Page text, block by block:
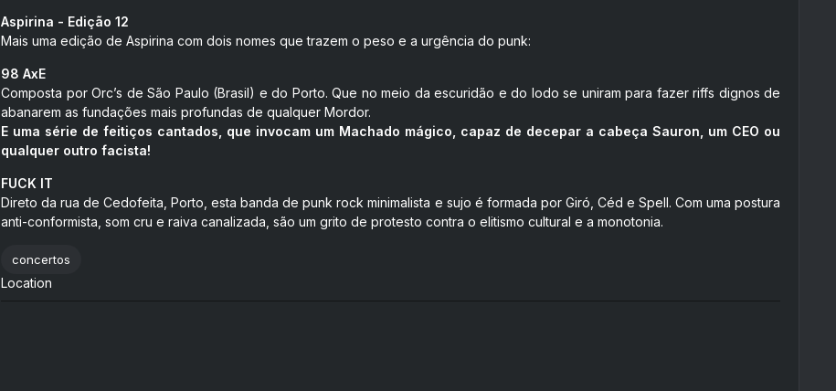
Aspirina - Edição 12
Mais uma edição de Aspirina com dois nomes que trazem o peso e a urgência do punk:
98 AxE
Composta por Orc’s de São Paulo (Brasil) e do Porto. Que no meio da escuridão e do lodo se uniram para fazer riffs dignos de
abanarem as fundações mais profundas de qualquer Mordor.
E uma série de feitiços cantados, que invocam um Machado mágico, capaz de decepar a cabeça Sauron, um CEO ou
qualquer outro facista!
FUCK IT
Direto da rua de Cedofeita, Porto, esta banda de punk rock minimalista e sujo é formada por Giró, Céd e Spell. Com uma postura
anti-conformista, som cru e raiva canalizada, são um grito de protesto contra o elitismo cultural e a monotonia.
concertos
Location